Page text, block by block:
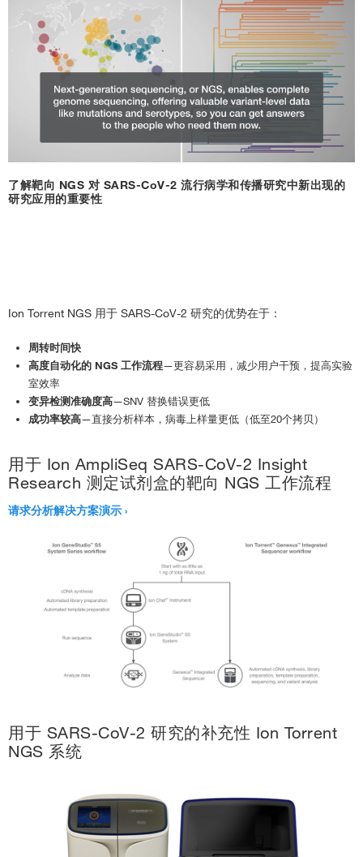
Play
Video
了解靶向 NGS 对 SARS-CoV-2 流行病学和传播研究中新出现的
研究应用的重要性
Ion Torrent NGS 用于 SARS-CoV-2 研究的优势在于：
周转时间快
高度自动化的 NGS 工作流程—更容易采用，减少用户干预，提高实验
室效率
变异检测准确度高—SNV 替换错误更低
成功率较高—直接分析样本，病毒上样量更低（低至20个拷贝）
用于 Ion AmpliSeq SARS-CoV-2 Insight
Research 测定试剂盒的靶向 NGS 工作流程
请求分析解决方案演示 ›
用于 SARS-CoV-2 研究的补充性 Ion Torrent
NGS 系统